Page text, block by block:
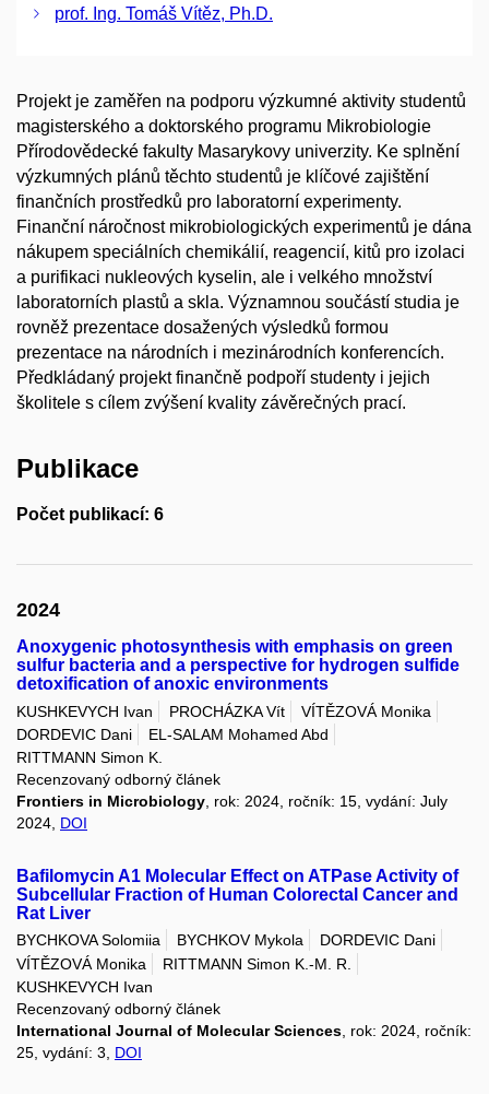
prof. Ing. Tomáš Vítěz, Ph.D.
Projekt je zaměřen na podporu výzkumné aktivity studentů
magisterského a doktorského programu Mikrobiologie
Přírodovědecké fakulty Masarykovy univerzity. Ke splnění
výzkumných plánů těchto studentů je klíčové zajištění
finančních prostředků pro laboratorní experimenty.
Finanční náročnost mikrobiologických experimentů je dána
nákupem speciálních chemikálií, reagencií, kitů pro izolaci
a purifikaci nukleových kyselin, ale i velkého množství
laboratorních plastů a skla. Významnou součástí studia je
rovněž prezentace dosažených výsledků formou
prezentace na národních i mezinárodních konferencích.
Předkládaný projekt finančně podpoří studenty i jejich
školitele s cílem zvýšení kvality závěrečných prací.
Publikace
Počet publikací: 6
2024
Anoxygenic photosynthesis with emphasis on green
sulfur bacteria and a perspective for hydrogen sulfide
detoxification of anoxic environments
KUSHKEVYCH Ivan PROCHÁZKA Vít
VÍTĚZOVÁ Monika
DORDEVIC Dani
EL-SALAM Mohamed Abd
RITTMANN Simon K.
Recenzovaný odborný článek
Frontiers in Microbiology , rok: 2024, ročník: 15, vydání: July
2024, DOI
Bafilomycin A1 Molecular Effect on ATPase Activity of
Subcellular Fraction of Human Colorectal Cancer and
Rat Liver
BYCHKOVA Solomiia BYCHKOV Mykola
DORDEVIC Dani
VÍTĚZOVÁ Monika
RITTMANN Simon K.-M. R.
KUSHKEVYCH Ivan
Recenzovaný odborný článek
International Journal of Molecular Sciences , rok: 2024, ročník:
25, vydání: 3, DOI